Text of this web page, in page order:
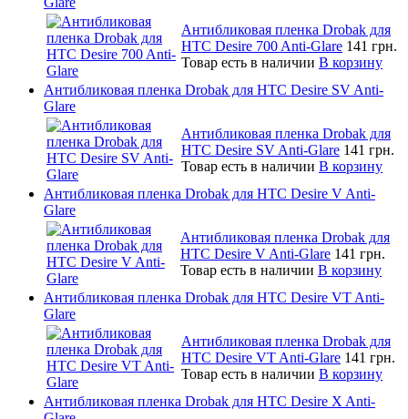
Антибликовая пленка Drobak для
HTC Desire 700 Anti-Glare 141 грн.
Товар есть в наличии В корзину
Антибликовая пленка Drobak для HTC Desire SV Anti-
Glare
Антибликовая пленка Drobak для
HTC Desire SV Anti-Glare 141 грн.
Товар есть в наличии В корзину
Антибликовая пленка Drobak для HTC Desire V Anti-
Glare
Антибликовая пленка Drobak для
HTC Desire V Anti-Glare 141 грн.
Товар есть в наличии В корзину
Антибликовая пленка Drobak для HTC Desire VT Anti-
Glare
Антибликовая пленка Drobak для
HTC Desire VT Anti-Glare 141 грн.
Товар есть в наличии В корзину
Антибликовая пленка Drobak для HTC Desire X Anti-